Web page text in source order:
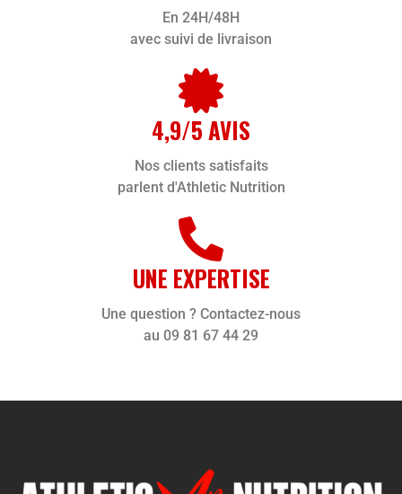
En 24H/48H
avec suivi de livraison
4,9/5 AVIS
Nos clients satisfaits
parlent d'Athletic Nutrition
UNE EXPERTISE
Une question ? Contactez-nous
au 09 81 67 44 29